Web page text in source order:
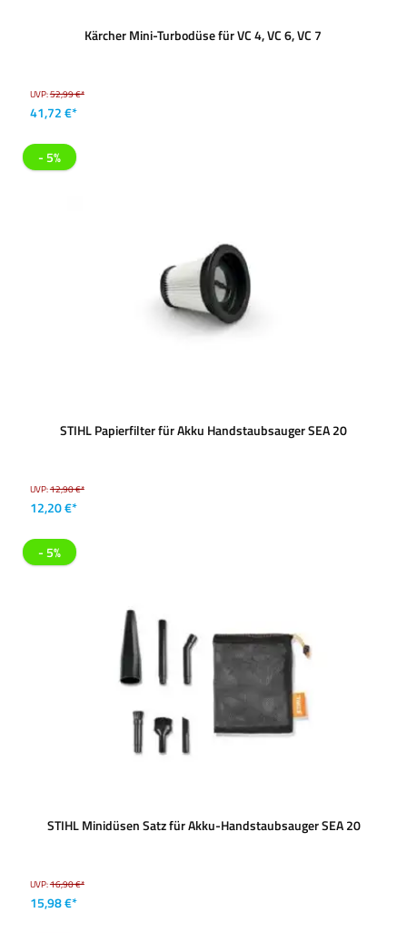
Kärcher Mini-Turbodüse für VC 4, VC 6, VC 7
UVP:52,99 €*
41,72 €*
- 5%
STIHL Papierfilter für Akku Handstaubsauger SEA 20
UVP:12,90 €*
12,20 €*
- 5%
STIHL Minidüsen Satz für Akku-Handstaubsauger SEA 20
UVP:16,90 €*
15,98 €*